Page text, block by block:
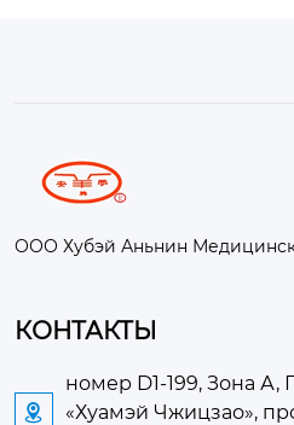
ООО Хубэй Аньнин
КОНТАКТЫ

номер D1-199, Зона
«Хуамэй Чжицзао»,